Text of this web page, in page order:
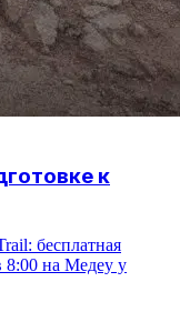
к
бесплатная
8:00 на Медеу у